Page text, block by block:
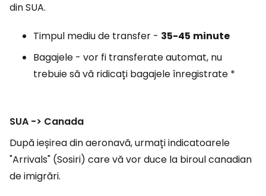
din SUA.
Timpul mediu de transfer - 35-45 minute
Bagajele - vor fi transferate automat, nu
trebuie să vă ridicați bagajele înregistrate *
SUA -> Canada
După ieșirea din aeronavă, urmați indicatoarele
"Arrivals" (Sosiri) care vă vor duce la biroul canadian
de imigrări.